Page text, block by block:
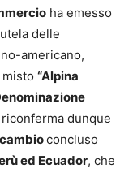
ha emesso
delle
americano,
“Alpina
dunque
concluso
ed Ecuador, che